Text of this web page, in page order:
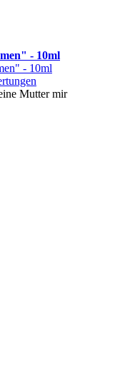
- 10ml
Mutter mir